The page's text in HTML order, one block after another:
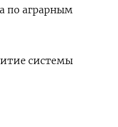
по аграрным
системы